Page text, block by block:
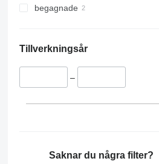
begagnade
Tillverkningsår
–
Saknar du några filter?